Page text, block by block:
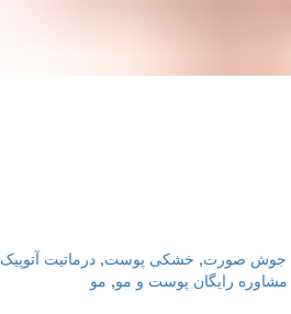
جوش صورت, خشکی پوست, درماتیت آتوپیک
مشاوره رایگان پوست و مو, مو